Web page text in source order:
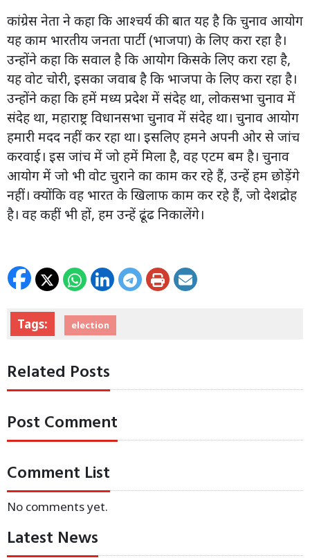
कांग्रेस नेता ने कहा कि आश्चर्य की बात यह है कि चुनाव आयोग
यह काम भारतीय जनता पार्टी (भाजपा) के लिए करा रहा है।
उन्होंने कहा कि सवाल है कि आयोग किसके लिए करा रहा है,
यह वोट चोरी, इसका जवाब है कि भाजपा के लिए करा रहा है।
उन्होंने कहा कि हमें मध्य प्रदेश में संदेह था, लोकसभा चुनाव में
संदेह था, महाराष्ट्र विधानसभा चुनाव में संदेह था। चुनाव आयोग
हमारी मदद नहीं कर रहा था। इसलिए हमने अपनी ओर से जांच
करवाई। इस जांच में जो हमें मिला है, वह एटम बम है। चुनाव
आयोग में जो भी वोट चुराने का काम कर रहे हैं, उन्हें हम छोड़ेंगे
नहीं। क्योंकि वह भारत के खिलाफ काम कर रहे हैं, जो देशद्रोह
है। वह कहीं भी हों, हम उन्हें ढूंढ निकालेंगे।
Tags: election
Related Posts
Post Comment
Comment List
No comments yet.
Latest News